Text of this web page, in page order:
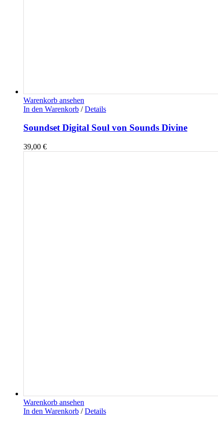
Warenkorb ansehen
In den Warenkorb / Details
Soundset Digital Soul von Sounds Divine
39,00 €
Warenkorb ansehen
In den Warenkorb / Details